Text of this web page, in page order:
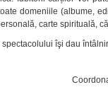
domeniile (albume,
carte spirituală,
îşi dau